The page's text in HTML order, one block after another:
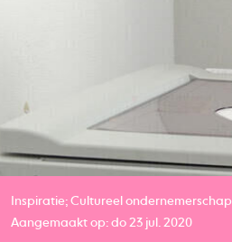
Inspiratie; Cultureel ondernemerschap
Aangemaakt op: do 23 jul. 2020